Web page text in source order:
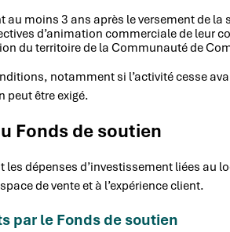
au moins 3 ans après le versement de la
d’animation commerciale de leur
du territoire de la Communauté de
notamment si l’activité cesse
peut être exigé.
Fonds de soutien
dépenses d’investissement liées au
de vente et à l’expérience client.
par le Fonds de soutien